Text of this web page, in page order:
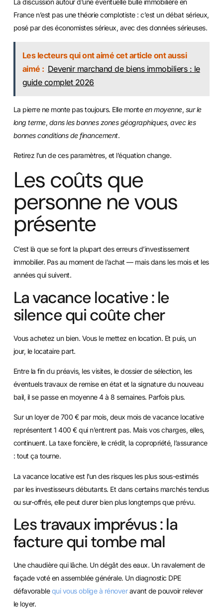
La discussion autour d’une éventuelle bulle immobilière en
France n’est pas une théorie complotiste : c’est un débat sérieux,
posé par des économistes sérieux, avec des données sérieuses.
Les lecteurs qui ont aimé cet article ont aussi
aimé : Devenir marchand de biens immobiliers : le
guide complet 2026
La pierre ne monte pas toujours. Elle monteen moyenne, sur le
long terme, dans les bonnes zones géographiques,avec les
bonnes conditions de financement.
Retirez l’un de ces paramètres, et l’équation change.
Les coûts que
personne ne vous
présente
C’est là que se font la plupart des erreurs d’investissement
immobilier. Pas au moment de l’achat — mais dans les mois et les
années qui suivent.
La vacance locative : le
silence qui coûte cher
Vous achetez un bien. Vous le mettez en location. Et puis, un
jour, le locataire part.
Entre la fin du préavis, les visites, le dossier de sélection, les
éventuels travaux de remise en état et la signature du nouveau
bail, il se passe en moyenne 4 à 8 semaines. Parfois plus.
Sur un loyer de 700 € par mois, deux mois de vacance locative
représentent 1 400 € qui n’entrent pas. Mais vos charges, elles,
continuent. La taxe foncière, le crédit, la copropriété, l’assurance
: tout ça tourne.
La vacance locative est l’un des risques les plus sous-estimés
par les investisseurs débutants. Et dans certains marchés tendus
ou sur-offrés, elle peut durer bien plus longtemps que prévu.
Les travaux imprévus : la
facture qui tombe mal
Une chaudière qui lâche. Un dégât des eaux. Un ravalement de
façade voté en assemblée générale. Un diagnostic DPE
défavorablequi vous oblige à rénoveravant de pouvoir relever
le loyer.